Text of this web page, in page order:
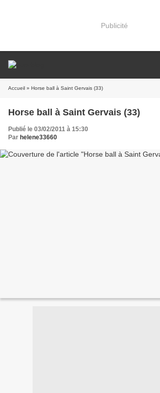
Publicité
Accueil » Horse ball à Saint Gervais (33)
Horse ball à Saint Gervais (33)
Publié le 03/02/2011 à 15:30
Par helene33660